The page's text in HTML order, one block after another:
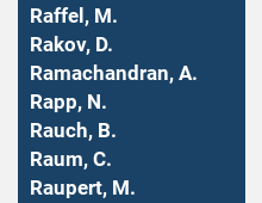
Raffel, M.
Rakov, D.
Ramachandran, A.
Rapp, N.
Rauch, B.
Raum, C.
Raupert, M.